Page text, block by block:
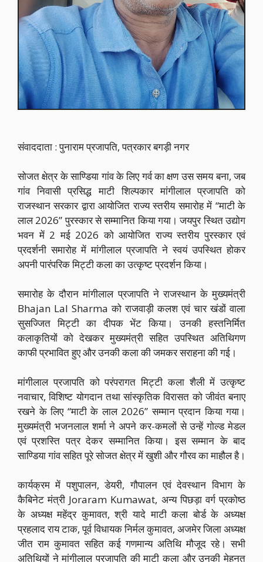
संवाददाता : पुनाराम प्रजापति, पत्रकार बगड़ी नगर
सोजत क्षेत्र के साण्डिया गांव के लिए गर्व का क्षण उस समय बना, जब
गांव निवासी प्रसिद्ध माटी शिल्पकार मांगीलाल प्रजापति को
राजस्थान सरकार द्वारा आयोजित राज्य स्तरीय समारोह में “माटी के
लाल 2026” पुरस्कार से सम्मानित किया गया। जयपुर स्थित उद्योग
भवन में 2 मई 2026 को आयोजित राज्य स्तरीय पुरस्कार एवं
प्रदर्शनी समारोह में मांगीलाल प्रजापति ने स्वयं उपस्थित होकर
अपनी पारंपरिक मिट्टी कला का उत्कृष्ट प्रदर्शन किया।
समारोह के दौरान मांगीलाल प्रजापति ने राजस्थान के मुख्यमंत्री
Bhajan Lal Sharma को राजवाड़ी कलश एवं चार खंडों वाला
सुसज्जित मिट्टी का दीपक भेंट किया। उनकी हस्तनिर्मित
कलाकृतियों को देखकर मुख्यमंत्री सहित उपस्थित अतिथिगण
काफी प्रभावित हुए और उनकी कला की जमकर सराहना की गई।
मांगीलाल प्रजापति को परंपरागत मिट्टी कला शैली में उत्कृष्ट
नवाचार, विशिष्ट योगदान तथा सांस्कृतिक विरासत को जीवंत बनाए
रखने के लिए “माटी के लाल 2026” सम्मान प्रदान किया गया।
मुख्यमंत्री भजनलाल शर्मा ने अपने कर-कमलों से उन्हें गोल्ड मेडल
एवं प्रशस्ति पत्र देकर सम्मानित किया। इस सम्मान के बाद
साण्डिया गांव सहित पूरे सोजत क्षेत्र में खुशी और गौरव का माहौल है।
कार्यक्रम में पशुपालन, डेयरी, गौपालन एवं देवस्थान विभाग के
कैबिनेट मंत्री Joraram Kumawat, अन्य पिछड़ा वर्ग प्रकोष्ठ
के अध्यक्ष महेंद्र कुमावत, श्री यादे माटी कला बोर्ड के अध्यक्ष
प्रहलाद राय टाक, पूर्व विधायक निर्मल कुमावत, अजमेर जिला अध्यक्ष
जीत राम कुमावत सहित कई गणमान्य अतिथि मौजूद रहे। सभी
अतिथियों ने मांगीलाल प्रजापति की माटी कला और उनकी मेहनत